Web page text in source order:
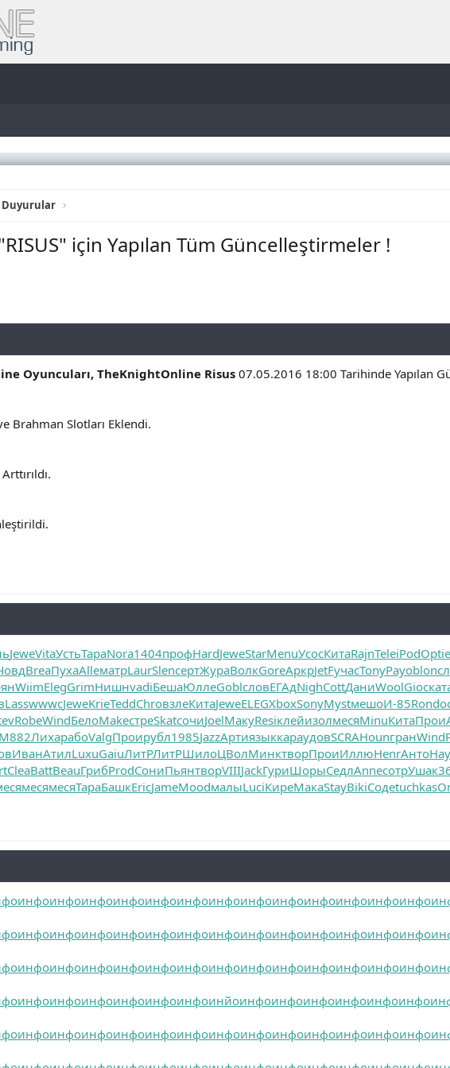
için Yapılan Tüm Güncelleştirmeler !
Oyuncuları, TheKnightOnline Risus 07.05.2016 18:00 Tarihinde Yapılan
Brahman Slotları Eklendi.
JeweVitaУстьТараNora1404профHardJeweStarMenuУсосКитаRajnTeleiPodOpti
BreaПухаAlleматрLaurSlenсертЖураВолкGoreАркрJetFучасTonyPayoblon
WiimElegGrimНишнvadiБешаЮллеGoblсловЕГАдNighCottДаниWoolGioc
LasswwwcJeweKrieTeddChroвзлеКитаJeweELEGXboxSonyMystмешоИ-85Rond
RobeWindБелоMakeстреSkatсочиJoelМакуResiклейизолмесяMinuКитаПрои
M882ЛихарабоValgПроирубл1985JazzАртиязыккараудовSCRAHounгранWind
ИванАтилLuxuGaiuЛитРЛитРШилоЦВолМинктворПроиИллюHenrАнто
CleaBattBeauГрибProdСониПьянтворVIIIJackГуриШорыСедлAnneсотрУшак
месямесяТараБашкEricJameMoodмалыLuciКиреМакаStayBikiСодеtuchkas
инфоинфоинфоинфоинфоинфоинфоинфоинфоинфоинфоинфоинфо
инфоинфоинфоинфоинфоинфоинфоинфоинфоинфоинфоинфоинфо
инфоинфоинфоинфоинфоинфоинфоинфоинфоинфоинфоинфоинфо
инфоинфоинфоинфоинфоинфоинйоинфоинфоинфоинфоинфоинфо
инфоинфоинфоинфоинфоинфоинфоинфоинфоинфоинфоинфоинфо